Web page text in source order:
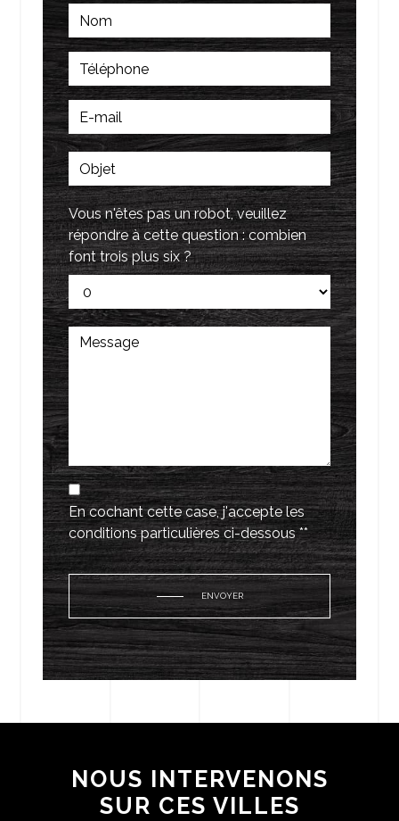
Vous n'êtes pas un robot, veuillez
répondre à cette question : combien
font trois plus six ?
En cochant cette case, j'accepte les
conditions particulières ci-dessous **
ENVOYER
NOUS INTERVENONS
SUR CES VILLES